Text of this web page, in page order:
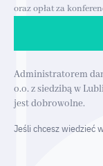
oraz opłat za
Administratorem
o.o. z siedzibą w
jest dobrowolne.
Jeśli chcesz wiedzieć